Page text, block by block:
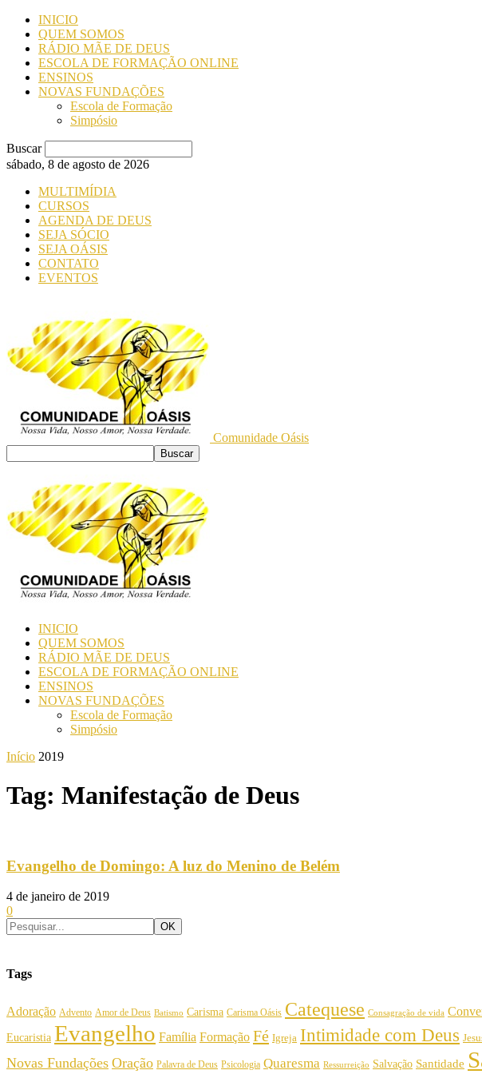
INICIO
QUEM SOMOS
RÁDIO MÃE DE DEUS
ESCOLA DE FORMAÇÃO ONLINE
ENSINOS
NOVAS FUNDAÇÕES
Escola de Formação
Simpósio
Buscar
sábado, 8 de agosto de 2026
MULTIMÍDIA
CURSOS
AGENDA DE DEUS
SEJA SÓCIO
SEJA OÁSIS
CONTATO
EVENTOS
Comunidade Oásis
INICIO
QUEM SOMOS
RÁDIO MÃE DE DEUS
ESCOLA DE FORMAÇÃO ONLINE
ENSINOS
NOVAS FUNDAÇÕES
Escola de Formação
Simpósio
Início 2019
Tag: Manifestação de Deus
Evangelho de Domingo: A luz do Menino de Belém
4 de janeiro de 2019
0
Tags
Adoração Advento Amor de Deus Batismo Carisma Carisma Oásis Catequese Consagração de vida
Eucaristia Evangelho Família Formação Fé Igreja Intimidade com Deus
Novas Fundações Oração Palavra de Deus Psicologia Quaresma Ressurreição Salvação Santidade